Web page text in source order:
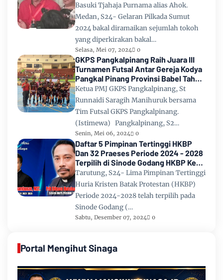
Basuki Tjahaja Purnama alias Ahok.
Medan, S24- Gelaran Pilkada Sumut
2024 bakal diramaikan sejumlah tokoh
yang diperkirakan bakal…
Selasa, Mei 07, 2024 0
GKPS Pangkalpinang Raih Juara III
Turnamen Futsal Antar Gereja Kodya
Pangkal Pinang Provinsi Babel Tahun
2024
Ketua PMJ GKPS Pangkalpinang, St
Runnaidi Saragih Manihuruk bersama
Tim Futsal GKPS Pangkalpinang.
(Istimewa) Pangkalpinang, S2…
Senin, Mei 06, 2024 0
Daftar 5 Pimpinan Tertinggi HKBP
Dan 32 Praeses Periode 2024 - 2028
Terpilih di Sinode Godang HKBP Ke
67 Tahun 2024
Tarutung, S24- Lima Pimpinan Tertinggi
Huria Kristen Batak Protestan (HKBP)
Periode 2024-2028 telah terpilih pada
Sinode Godang (…
Sabtu, Desember 07, 2024 0
Portal Mengihut Sinaga